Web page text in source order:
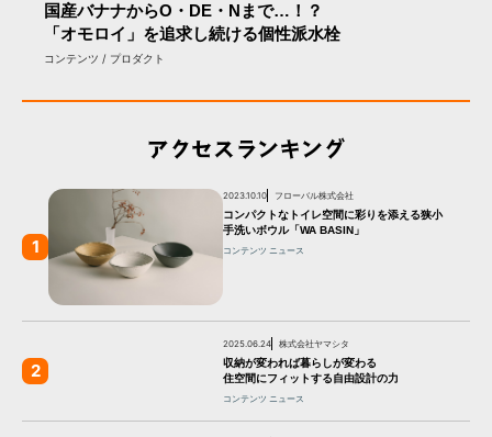
国産バナナからO・DE・Nまで…！？
「オモロイ」を追求し続ける個性派水栓
コンテンツ / プロダクト
アクセスランキング
1
2023.10.10 フローバル株式会社
コンパクトなトイレ空間に彩りを添える狭小
手洗いボウル「WA BASIN」
コンテンツ ニュース
2
2025.06.24 株式会社ヤマシタ
収納が変われば暮らしが変わる
住空間にフィットする自由設計の力
コンテンツ ニュース